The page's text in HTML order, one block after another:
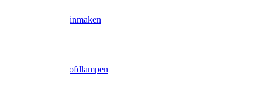
Wecken & inmaken
Zak- & Hoofdlampen